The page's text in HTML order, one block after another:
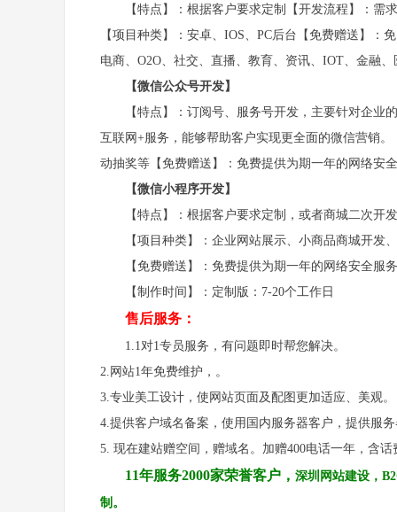
【特点】：根据客户要求定制
【开发流程】：需
【项目种类】：安卓、 IOS、PC后台 【免费赠送】：
电商、 O2O、社交、直播、教育、资讯、IOT、金融
【微信公众号开发】
【特点】：订阅号、服务号开发，主要针对企
互联网+服务，能够帮助客户实现更全面的微信营销。
动抽奖等 【免费赠送】：免费提供为期一年的网络安
【微信小程序开发】
【特点】：根据客户要求定制，或者商城二次开发
【项目种类】：企业网站展示、小商品商城开发
【免费赠送】：免费提供为期一年的网络安全服
【制作时间】：定制版： 7-20个工作日
售后服务：
1.1对1专员服务，有问题即时帮您解决。
2.网站1年免费维护，。
3.专业美工设计，使网站页面及配图更加适应、美观。
4.提供客户域名备案，使用国内服务器客户，提供服
5. 现在建站赠空间，赠域名。加赠400电话一年，含话
11年服务2000家荣誉客户， 深圳网站建设，
制。